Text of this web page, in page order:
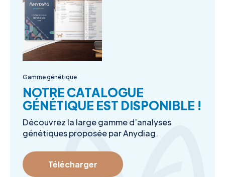
Gamme génétique
NOTRE CATALOGUE
GÉNÉTIQUE EST DISPONIBLE !
Découvrez la large gamme d’analyses
génétiques proposée par Anydiag.
Télécharger